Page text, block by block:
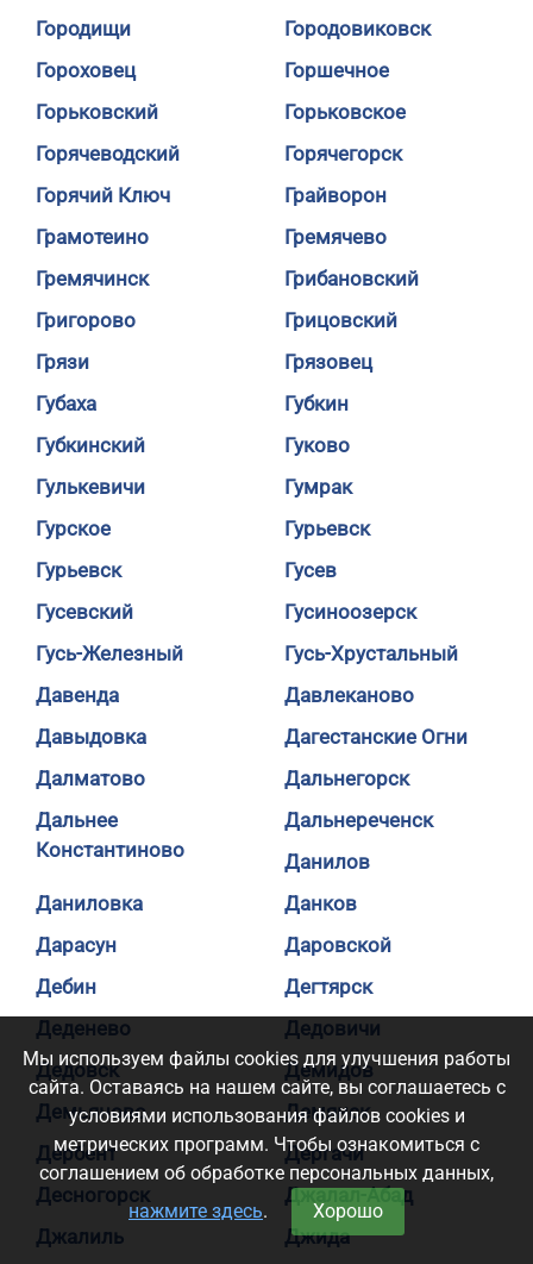
Городищи
Городовиковск
Гороховец
Горшечное
Горьковский
Горьковское
Горячеводский
Горячегорск
Горячий Ключ
Грайворон
Грамотеино
Гремячево
Гремячинск
Грибановский
Григорово
Грицовский
Грязи
Грязовец
Губаха
Губкин
Губкинский
Гуково
Гулькевичи
Гумрак
Гурское
Гурьевск
Гурьевск
Гусев
Гусевский
Гусиноозерск
Гусь-Железный
Гусь-Хрустальный
Давенда
Давлеканово
Давыдовка
Дагестанские Огни
Далматово
Дальнегорск
Дальнее
Константиново
Дальнереченск
Данилов
Даниловка
Данков
Дарасун
Даровской
Дебин
Дегтярск
Деденево
Дедовичи
Дедовск
Демидов
Демьяново
Демянск
Дербент
Дергачи
Десногорск
Джалал-Абад
Джалиль
Джида
Мы используем файлы cookies для улучшения работы
сайта. Оставаясь на нашем сайте, вы соглашаетесь с
условиями использования файлов cookies и
метрических программ. Чтобы ознакомиться с
соглашением об обработке персональных данных,
нажмите здесь. Хорошо